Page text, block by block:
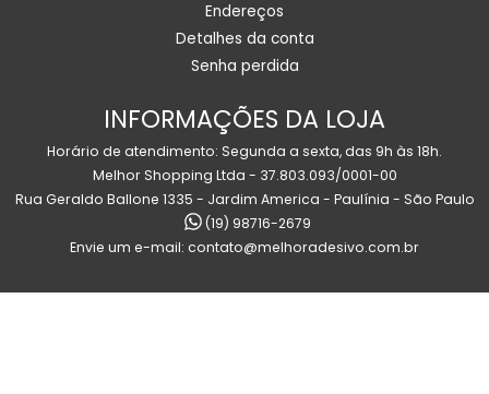
Endereços
Detalhes da conta
Senha perdida
INFORMAÇÕES DA LOJA
Horário de atendimento: Segunda a sexta, das 9h às 18h.
Melhor Shopping Ltda - 37.803.093/0001-00
Rua Geraldo Ballone 1335 - Jardim America - Paulínia - São Paulo
(19) 98716-2679
Envie um e-mail: contato@melhoradesivo.com.br